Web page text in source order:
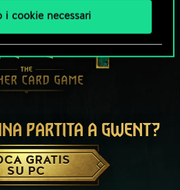
i cookie necessari
PARTITA A GWENT?
GRATIS
SU PC